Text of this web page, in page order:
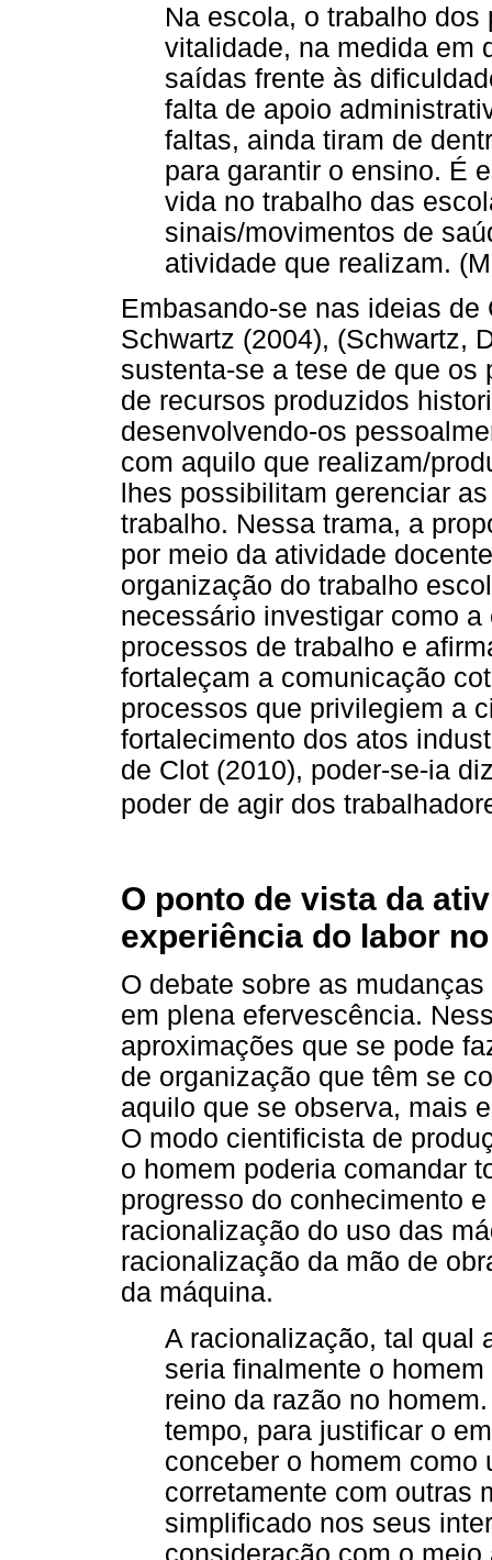
Na escola, o trabalho
vitalidade, na medida em
saídas frente às
falta de apoio
faltas, ainda tiram de
para garantir o ensino. É
vida no trabalho das
sinais/movimentos de
atividade que realizam.
Embasando-se nas ideias
Schwartz (2004), (Schwartz,
sustenta-se a tese de que os
de recursos produzidos
desenvolvendo-os
com aquilo que realizam/
lhes possibilitam gerenciar
trabalho. Nessa trama, a
por meio da atividade
organização do trabalho
necessário investigar como
processos de trabalho e
fortaleçam a comunicação
processos que privilegiem a
fortalecimento dos atos
de Clot (2010), poder-se-ia
poder de agir dos
O ponto de vista da
experiência do labor
O debate sobre as
em plena efervescência.
aproximações que se pode
de organização que têm se
aquilo que se observa, mais
O modo cientificista de
o homem poderia comandar
progresso do conhecimento
racionalização do uso das
racionalização da mão de
da máquina.
A racionalização, tal qual
seria finalmente o
reino da razão no
tempo, para justificar o
conceber o homem como
corretamente com outras
simplificado nos seus
consideração com o